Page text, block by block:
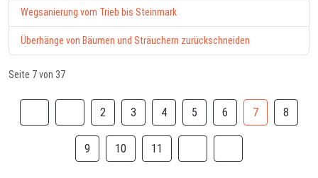
Wegsanierung vom Trieb bis Steinmark
Überhänge von Bäumen und Sträuchern zurückschneiden
Seite 7 von 37
2 3 4 5 6 7 8
9 10 11